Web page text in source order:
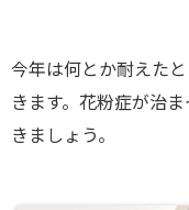
今年は何とか耐えた
きます。花粉症が治
きましょう。